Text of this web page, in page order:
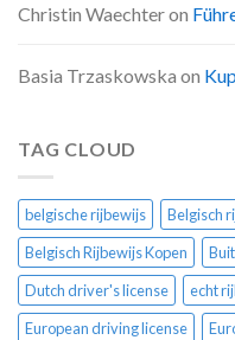
Christin Waechteron
Basia Trzaskowska on
TAG CLOUD
belgische rijbewijs Belgisch
Belgisch Rijbewijs Kopen
Dutch driver's license
echt
European driving license